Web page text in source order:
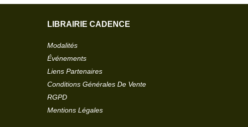
LIBRAIRIE CADENCE
Modalités
Événements
Liens Partenaires
Conditions Générales De Vente
RGPD
Mentions Légales